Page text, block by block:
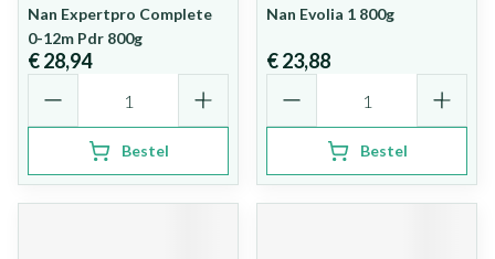
Nan Expertpro Complete
0-12m Pdr 800g
€ 28,94
Bestel
Nan Evolia 1 800g
€ 23,88
Bestel